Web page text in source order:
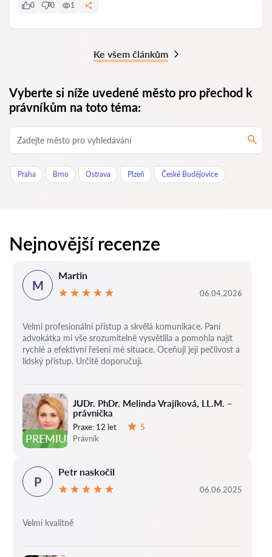
0 0 1
Ke všem článkům
Vyberte si níže uvedené město pro přechod k
právníkům na toto téma:
Praha Brno Ostrava Plzeň České Budějovice
Nejnovější recenze
PREMIUM
JUDr. PhDr. Melinda Vrajíková, LL.M. –
právnička
Praxe: 12 let
5
Právník
M
Martin
06.04.2026
Velmi profesionální přístup a skvělá komunikace. Paní
advokátka mi vše srozumitelně vysvětlila a pomohla najít
rychlé a efektivní řešení mé situace. Oceňuji její pečlivost a
lidský přístup. Určitě doporučuji.
P
Petr naskočil
06.06.2025
Velmi kvalitně